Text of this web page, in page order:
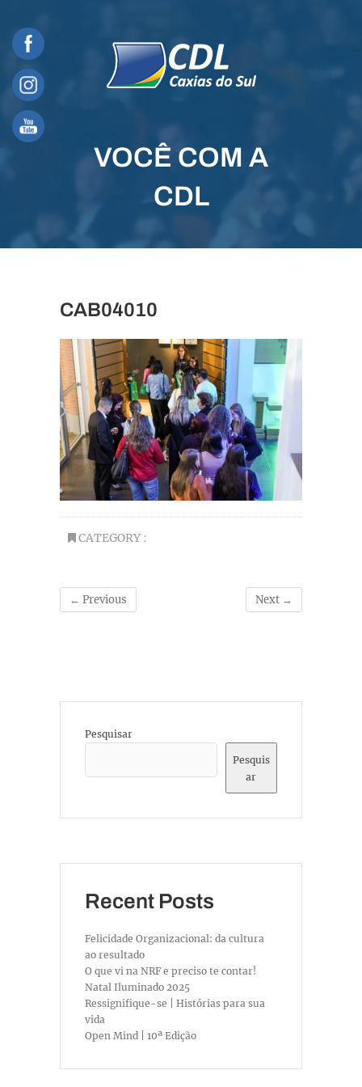
content
VOCÊ COM A
CDL
CAB04010
CATEGORY :
← Previous Next →
Pesquisar
Pesquis
ar
Recent Posts
Felicidade Organizacional: da cultura
ao resultado
O que vi na NRF e preciso te contar!
Natal Iluminado 2025
Ressignifique-se | Histórias para sua
vida
Open Mind | 10ª Edição